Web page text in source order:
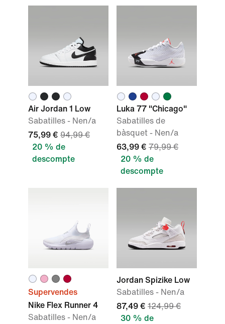
Air Jordan 1 Low
Sabatilles - Nen/a
75,99 € 94,99 €
20 % de
descompte
Luka 77 "Chicago"
Sabatilles de
bàsquet - Nen/a
63,99 € 79,99 €
20 % de
descompte
Supervendes
Nike Flex Runner 4
Sabatilles - Nen/a
Jordan Spizike Low
Sabatilles - Nen/a
87,49 € 124,99 €
30 % de